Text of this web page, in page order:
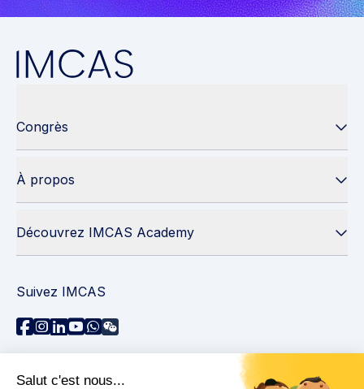
Congrès
À propos
Découvrez IMCAS Academy
Suivez IMCAS
Besoin d'aide ?